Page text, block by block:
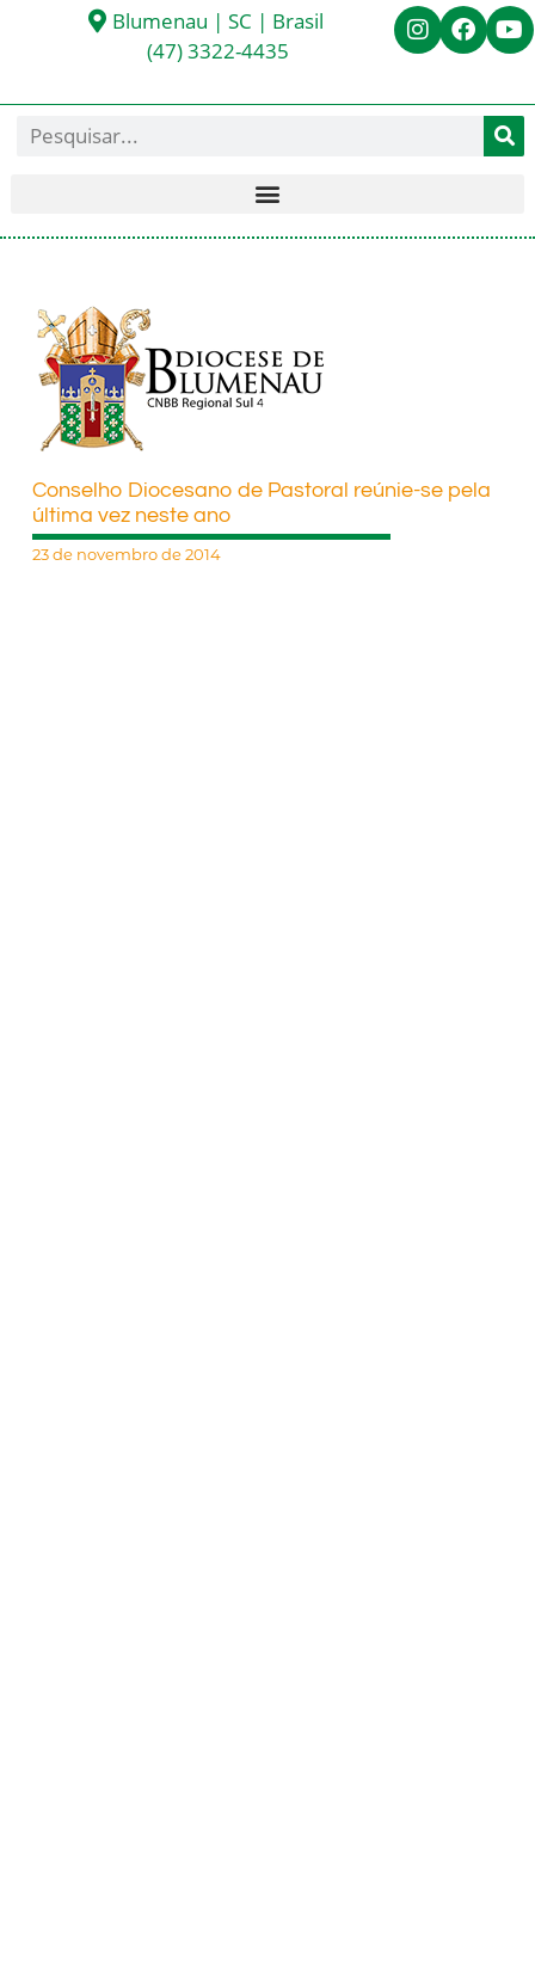
Blumenau | SC | Brasil
(47) 3322-4435
Conselho Diocesano de Pastoral reúnie-se pela
última vez neste ano
23 de novembro de 2014